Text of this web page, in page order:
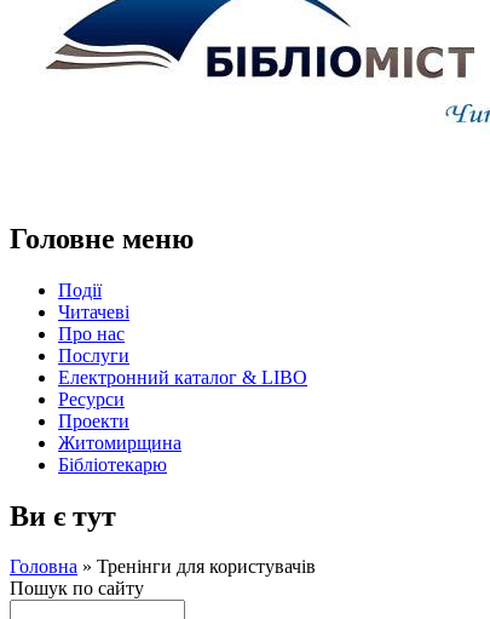
Головне меню
Події
Читачеві
Про нас
Послуги
Електронний каталог & LIBO
Ресурси
Проекти
Житомирщина
Бібліотекарю
Ви є тут
Головна » Тренінги для користувачів
Пошук по сайту